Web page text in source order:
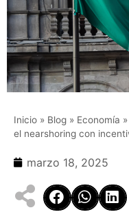
Inicio » Blog » Economía »
el nearshoring con
marzo 18, 2025